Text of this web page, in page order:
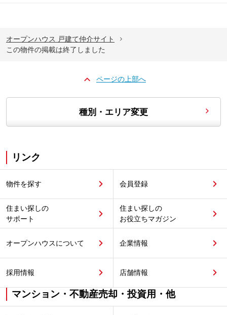
オープンハウス 戸建て仲介サイト
この物件の掲載は終了しました
ページの上部へ
種別・エリア変更
リンク
物件を探す 会員登録
住まい探しの
サポート
住まい探しの
お役立ちマガジン
オープンハウスについて 企業情報
採用情報 店舗情報
マンション・不動産売却・投資用・他